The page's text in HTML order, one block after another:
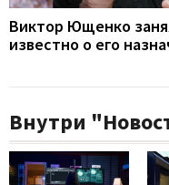
Виктор Ющенко
известно о его
Внутри